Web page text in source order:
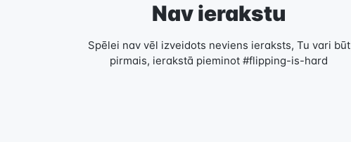
Nav ierakstu
Spēlei nav vēl izveidots neviens ieraksts, Tu vari būt
pirmais, ierakstā pieminot #flipping-is-hard